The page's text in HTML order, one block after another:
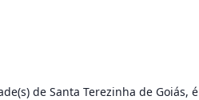
de Santa Terezinha de Goiás, é